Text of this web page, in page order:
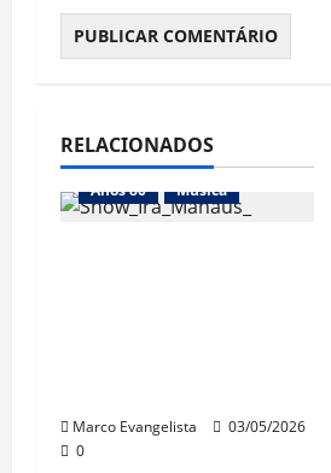
RELACIONADOS
Anos 80 Música
Marco Evangelista
03/05/2026
0